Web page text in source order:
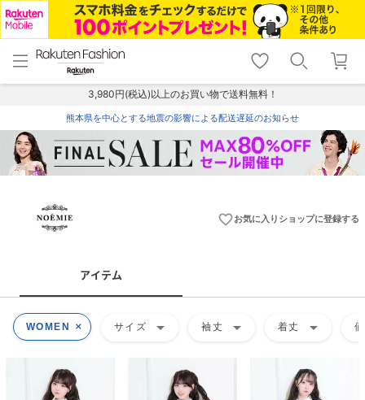
menu home
トップ
shopping_cart lock_outline
ログイン
3,980円(税込)以上のお買い物で送料無料！
熊本県を中心とする地震の影響による配送遅延のお知らせ
favorite_borderお気に入りショップに登録する
アイテム
WOMEN サイズ arrow_drop_down 袖丈 arrow_drop_down 着丈 arrow_drop_down